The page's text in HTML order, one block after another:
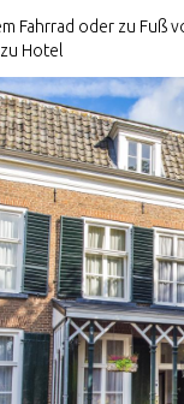
Fahrrad oder zu Fuß
Hotel